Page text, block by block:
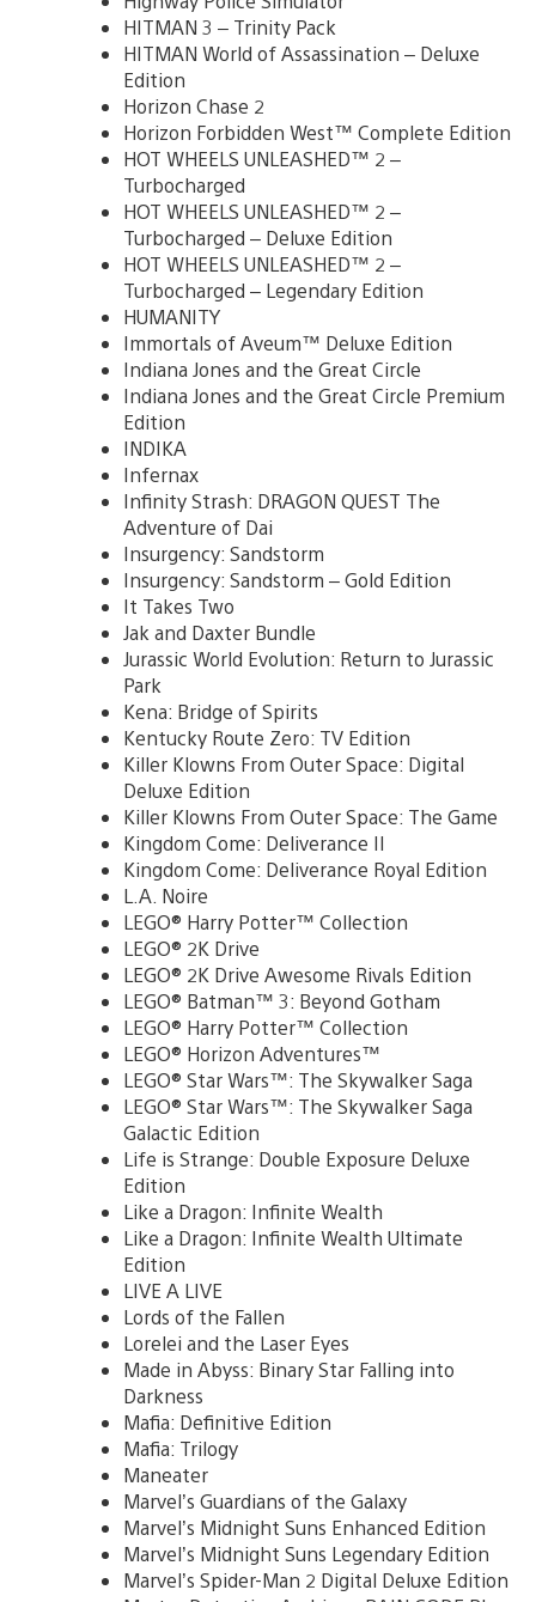
HITMAN 3 – Trinity Pack
HITMAN World of Assassination – Deluxe
Edition
Horizon Chase 2
Horizon Forbidden West™ Complete Edition
HOT WHEELS UNLEASHED™ 2 –
Turbocharged
HOT WHEELS UNLEASHED™ 2 –
Turbocharged – Deluxe Edition
HOT WHEELS UNLEASHED™ 2 –
Turbocharged – Legendary Edition
HUMANITY
Immortals of Aveum™ Deluxe Edition
Indiana Jones and the Great Circle
Indiana Jones and the Great Circle Premium
Edition
INDIKA
Infernax
Infinity Strash: DRAGON QUEST The
Adventure of Dai
Insurgency: Sandstorm
Insurgency: Sandstorm – Gold Edition
It Takes Two
Jak and Daxter Bundle
Jurassic World Evolution: Return to Jurassic
Park
Kena: Bridge of Spirits
Kentucky Route Zero: TV Edition
Killer Klowns From Outer Space: Digital
Deluxe Edition
Killer Klowns From Outer Space: The Game
Kingdom Come: Deliverance II
Kingdom Come: Deliverance Royal Edition
L.A. Noire
LEGO® Harry Potter™ Collection
LEGO® 2K Drive
LEGO® 2K Drive Awesome Rivals Edition
LEGO® Batman™ 3: Beyond Gotham
LEGO® Harry Potter™ Collection
LEGO® Horizon Adventures™
LEGO® Star Wars™: The Skywalker Saga
LEGO® Star Wars™: The Skywalker Saga
Galactic Edition
Life is Strange: Double Exposure Deluxe
Edition
Like a Dragon: Infinite Wealth
Like a Dragon: Infinite Wealth Ultimate
Edition
LIVE A LIVE
Lords of the Fallen
Lorelei and the Laser Eyes
Made in Abyss: Binary Star Falling into
Darkness
Mafia: Definitive Edition
Mafia: Trilogy
Maneater
Marvel’s Guardians of the Galaxy
Marvel’s Midnight Suns Enhanced Edition
Marvel’s Midnight Suns Legendary Edition
Marvel’s Spider-Man 2 Digital Deluxe Edition